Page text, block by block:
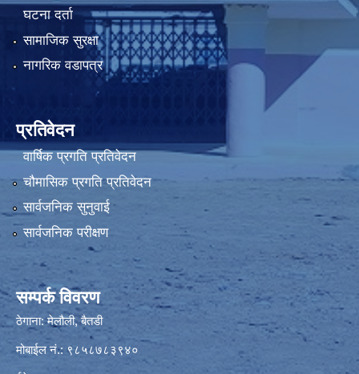
घटना दर्ता
सामाजिक सुरक्षा
नागरिक वडापत्र
प्रतिवेदन
वार्षिक प्रगति प्रतिवेदन
चौमासिक प्रगति प्रतिवेदन
सार्वजनिक सुनुवाई
सार्वजनिक परीक्षण
सम्पर्क विवरण
ठेगाना: मेलौली, बैतडी
मोबाईल नं.: ९८५८७८३९४०